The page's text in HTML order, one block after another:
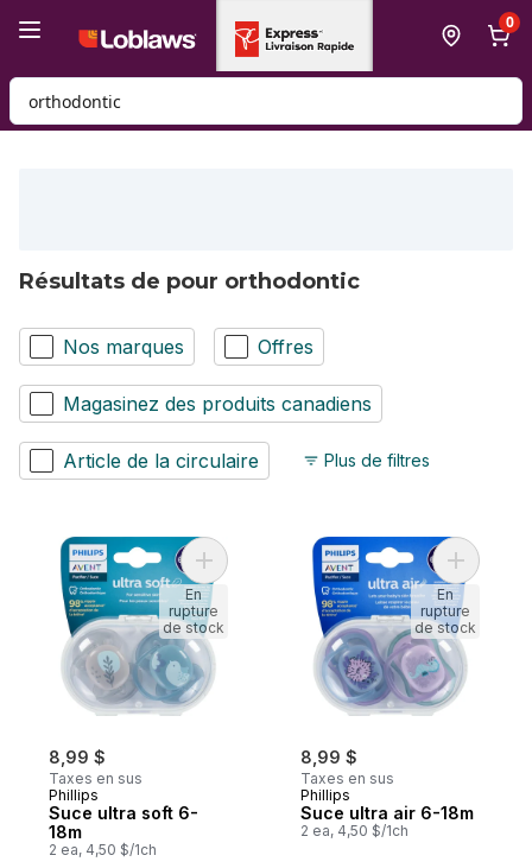
0
Rechercher des produits
Résultats de pour orthodontic
Nos marques Offres
Magasinez des produits canadiens
Article de la circulaire Plus de filtres
8,99 $
Taxes en sus
Phillips
Suce ultra soft 6-
18m
2 ea, 4,50 $/1ch
Ajouter Suce ultra soft 6-18m au panier
En
rupture
de stock
8,99 $
Taxes en sus
Phillips
Suce ultra air 6-18m
2 ea, 4,50 $/1ch
Ajouter
En
rupture
de stock